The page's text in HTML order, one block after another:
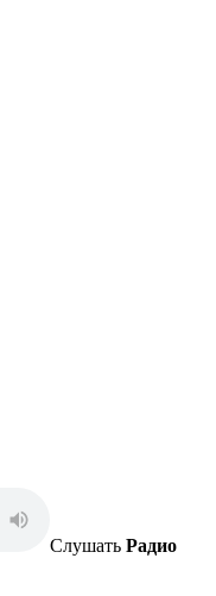
Слушать Радио